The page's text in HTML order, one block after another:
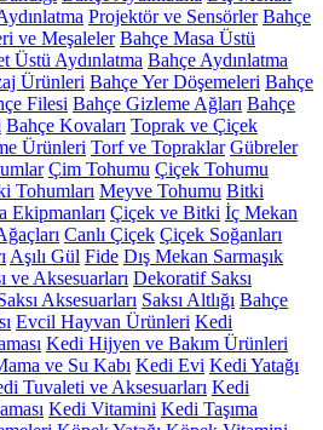
Projektör ve Sensörler Bahçe
ve Meşaleler Bahçe Masa Üstü
Üstü Aydınlatma Bahçe Aydınlatma
Ürünleri Bahçe Yer Döşemeleri Bahçe
Filesi Bahçe Gizleme Ağları Bahçe
Bahçe Kovaları Toprak ve Çiçek
Ürünleri Torf ve Topraklar Gübreler
Çim Tohumu Çiçek Tohumu
Tohumları Meyve Tohumu Bitki
Ekipmanları Çiçek ve Bitki İç Mekan
Canlı Çiçek Çiçek Soğanları
Aşılı Gül Fide Dış Mekan Sarmaşık
ve Aksesuarları Dekoratif Saksı
Aksesuarları Saksı Altlığı Bahçe
Evcil Hayvan Ürünleri Kedi
Kedi Hijyen ve Bakım Ürünleri
ve Su Kabı Kedi Evi Kedi Yatağı
Tuvaleti ve Aksesuarları Kedi
Kedi Vitamini Kedi Taşıma